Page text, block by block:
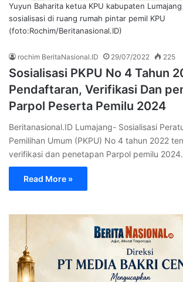
Yuyun Baharita ketua KPU kabupaten
sosialisasi di ruang rumah pintar pemil KPU
(foto:Rochim/Beritanasional.ID)
rochim BeritaNasional.ID 29/07/2022 225
Sosialisasi PKPU No 4 Tahun
Pendaftaran, Verifikasi Dan
Parpol Peserta Pemilu 2024
Beritanasional.ID Lumajang- Sosialisasi
Pemilihan Umum (PKPU) No 4 tahun 2022
verifikasi dan penetapan Parpol pemilu
Read More »